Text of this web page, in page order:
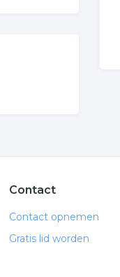
Contact
Contact opnemen
Gratis lid worden